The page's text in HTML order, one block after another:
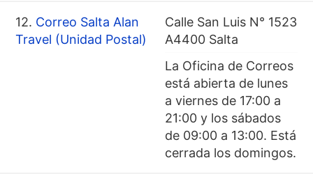
12. Correo Salta Alan
Travel (Unidad Postal)
Calle San Luis N° 1523
A4400 Salta
La Oficina de Correos
está abierta de lunes
a viernes de 17:00 a
21:00 y los sábados
de 09:00 a 13:00. Está
cerrada los domingos.